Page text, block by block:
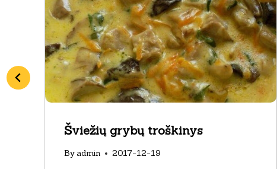
Šviežių grybų troškinys
By admin 2017-12-19